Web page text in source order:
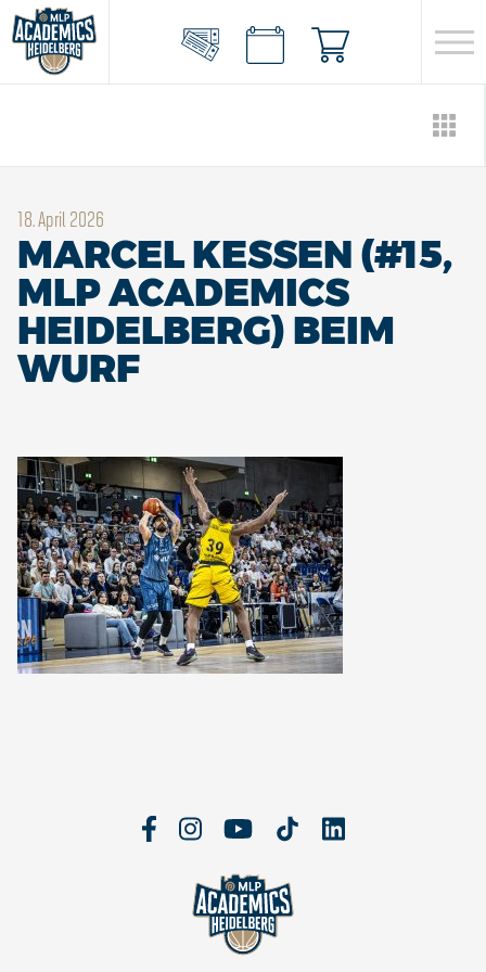
18. April 2026
MARCEL KESSEN (#15,
MLP ACADEMICS
HEIDELBERG) BEIM
WURF